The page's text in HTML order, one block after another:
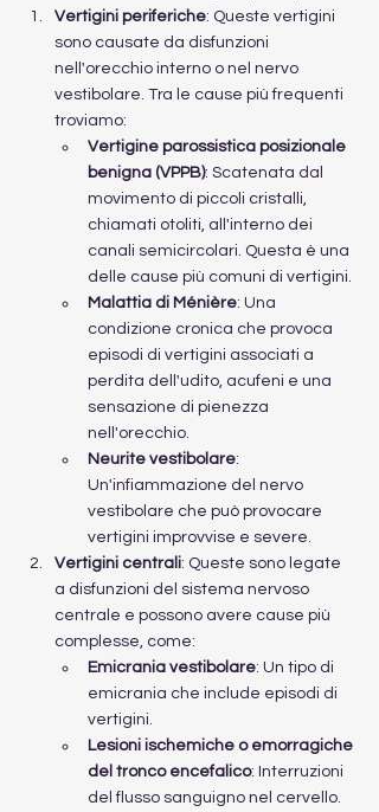
Vertigini periferiche: Queste vertigini
sono causate da disfunzioni
nell'orecchio interno o nel nervo
vestibolare. Tra le cause più frequenti
troviamo:
Vertigine parossistica posizionale
benigna (VPPB): Scatenata dal
movimento di piccoli cristalli,
chiamati otoliti, all'interno dei
canali semicircolari. Questa è una
delle cause più comuni di vertigini.
Malattia di Ménière: Una
condizione cronica che provoca
episodi di vertigini associati a
perdita dell'udito, acufeni e una
sensazione di pienezza
nell'orecchio.
Neurite vestibolare:
Un'infiammazione del nervo
vestibolare che può provocare
vertigini improvvise e severe.
Vertigini centrali: Queste sono legate
a disfunzioni del sistema nervoso
centrale e possono avere cause più
complesse, come:
Emicrania vestibolare: Un tipo di
emicrania che include episodi di
vertigini.
Lesioni ischemiche o emorragiche
del tronco encefalico: Interruzioni
del flusso sanguigno nel cervello.